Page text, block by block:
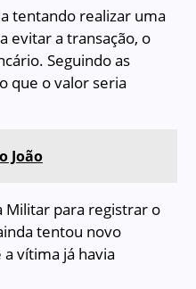
tentando realizar uma
evitar a transação, o
Seguindo as
que o valor seria
João
Militar para registrar o
tentou novo
vítima já havia